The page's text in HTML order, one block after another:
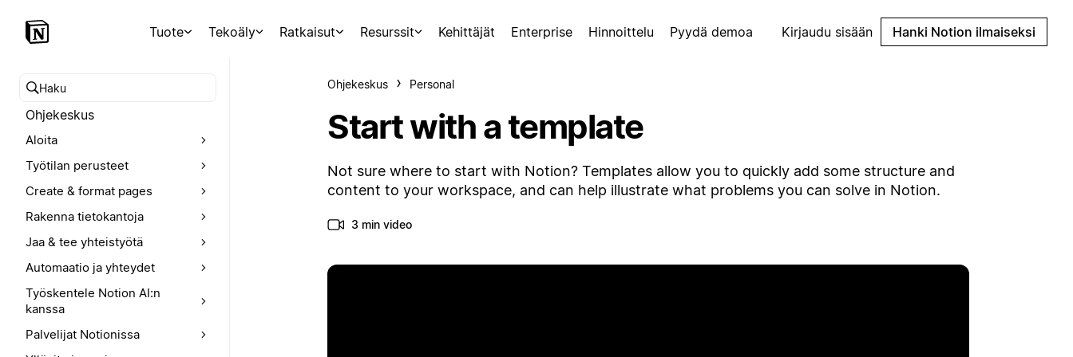
Tuote Tekoäly Ratkaisut Resurssit Kehittäjät Enterprise Hinnoittelu Pyydä demoa Kirjaudu sisään Hanki Notion ilmaiseksi
Hae ohjekeskuksesta
Ohjekeskus
Aloita
Työtilan perusteet
Create & format pages
Rakenna tietokantoja
Jaa & tee yhteistyötä
Automaatio ja yhteydet
Työskentele Notion AI:n
kanssa
Palvelijat Notionissa
Ohjekeskus Personal
Start with a template
Not sure where to start with Notion? Templates allow you to quickly add some structure and
content to your workspace, and can help illustrate what problems you can solve in Notion.
3 min video